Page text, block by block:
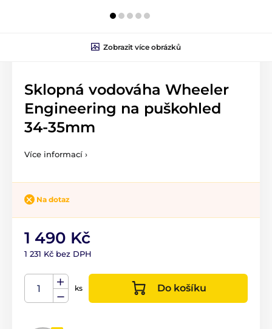
Zobrazit více obrázků
Sklopná vodováha Wheeler
Engineering na puškohled
34-35mm
Více informací ›
Na dotaz
1 490 Kč
1 231 Kč bez DPH
ks Do košíku